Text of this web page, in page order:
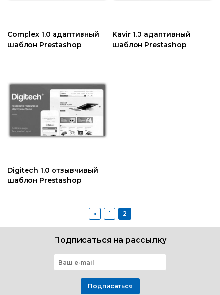
Complex 1.0 адаптивный
шаблон Prestashop
Kavir 1.0 адаптивный
шаблон Prestashop
Digitech 1.0 отзывчивый
шаблон Prestashop
« 1 2
Подписаться на рассылку
Подписаться